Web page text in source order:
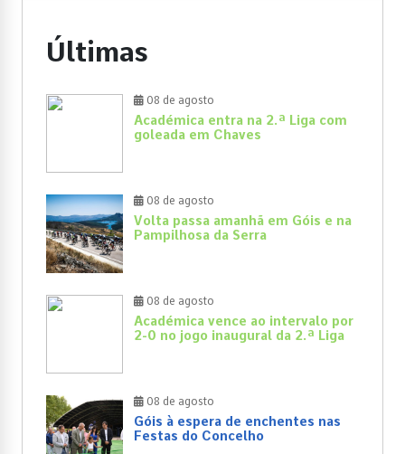
Últimas
08 de agosto
Académica entra na 2.ª Liga com
goleada em Chaves
08 de agosto
Volta passa amanhã em Góis e na
Pampilhosa da Serra
08 de agosto
Académica vence ao intervalo por
2-0 no jogo inaugural da 2.ª Liga
08 de agosto
Góis à espera de enchentes nas
Festas do Concelho